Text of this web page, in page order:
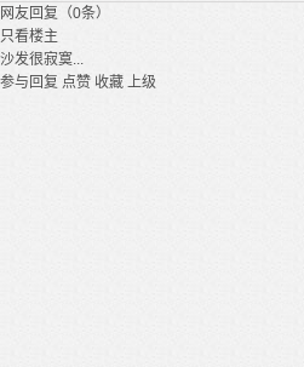
网友回复（0条）
只看楼主
沙发很寂寞...
参与回复 点赞 收藏 上级